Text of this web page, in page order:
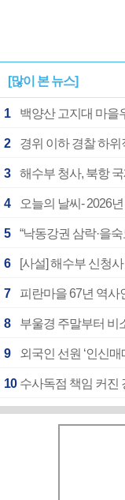
[많이 본 뉴스]
1 백양산 고지대 마을
2 경위 이하 경찰 하
3 해수부 청사, 북항
4 오늘의 날씨- 2026
5 “낙동강권 삼락·을
6 [사설] 해수부 신청
7 피란마을 67년 역
8 부울경 주말부터 비
9 외국인 선원 ‘인신
10 수사독점 책임 커진